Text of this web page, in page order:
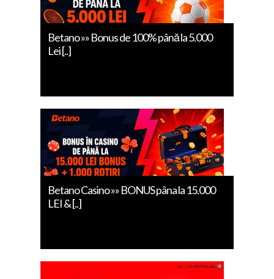
Betano »» Bonus de 100% până la 5.000
Lei [..]
Betano Casino »» BONUS pâna la 15.000
LEI & [..]